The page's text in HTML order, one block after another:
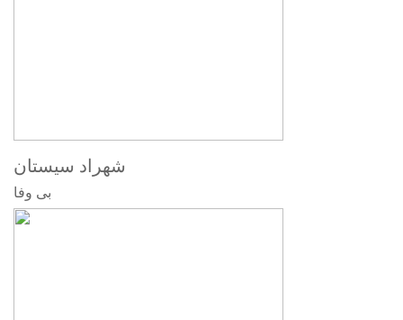
شهراد سیستان
بی وفا